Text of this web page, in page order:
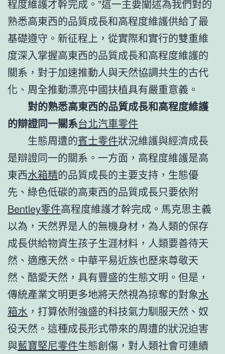
程度維護才幹完成。”這一主要闡述為我們對的
熟悉高東西的品質成長和高程度維護供給了最
基礎遵守。新征程上，從實際和實行的雙重維
度深入掌握高東西的品質成長和高程度維護的
關系，對于加速推動人與天然協調共生的古代
化、周全推動漂亮中國扶植具有嚴重意義。
對的熟悉高東西的品質成長和高程度維護
的辯證同一關系台北汽車零件
生態周遭的賓士零件狀況維護與經濟成長
是辯證同一的關系。一方面，高程度維護是高
東西水箱精的品質成長的主要支持，生態優
先、綠色低碳的高東西的品質成長只要依附
Bentley零件高程度維護才幹完成。馬克思主義
以為，天然界是人的無機身材，為人類的保存
成長供給物資生孩子生涯材料，人類要善待天
然、適應天然。中華平易近族也歷來尊敬天
然、酷愛天然，具有豐盛的生態文明。但是，
傳統產業文明更多地將天然視為掠奪的對象水
箱水 ，打算依附強盛的科技氣力馴服天然、奴
役天然。這種成長形式帶來的周遭的狀況迫害
與藍寶堅尼零件生態創傷，對人類社會可連續